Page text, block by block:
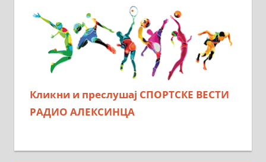
Кликни и преслушај СПОРТСКЕ ВЕСТИ
РАДИО АЛЕКСИНЦА